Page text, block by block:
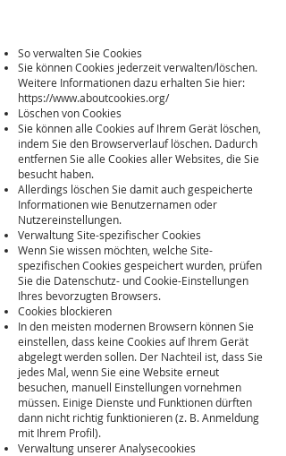
So verwalten Sie Cookies
Sie können Cookies jederzeit verwalten/löschen.
Weitere Informationen dazu erhalten Sie hier:
https://www.aboutcookies.org/
Löschen von Cookies
Sie können alle Cookies auf Ihrem Gerät löschen,
indem Sie den Browserverlauf löschen. Dadurch
entfernen Sie alle Cookies aller Websites, die Sie
besucht haben.
Allerdings löschen Sie damit auch gespeicherte
Informationen wie Benutzernamen oder
Nutzereinstellungen.
Verwaltung Site-spezifischer Cookies
Wenn Sie wissen möchten, welche Site-
spezifischen Cookies gespeichert wurden, prüfen
Sie die Datenschutz- und Cookie-Einstellungen
Ihres bevorzugten Browsers.
Cookies blockieren
In den meisten modernen Browsern können Sie
einstellen, dass keine Cookies auf Ihrem Gerät
abgelegt werden sollen. Der Nachteil ist, dass Sie
jedes Mal, wenn Sie eine Website erneut
besuchen, manuell Einstellungen vornehmen
müssen. Einige Dienste und Funktionen dürften
dann nicht richtig funktionieren (z. B. Anmeldung
mit Ihrem Profil).
Verwaltung unserer Analysecookies